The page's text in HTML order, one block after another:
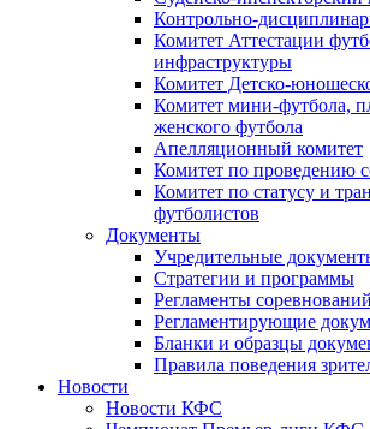
Контрольно-
Комитет Аттестации
инфраструктуры
Комитет Детско-
Комитет мини-футбола,
женского футбола
Апелляционный комитет
Комитет по проведению
Комитет по статусу и
футболистов
Документы
Учредительные
Стратегии и программы
Регламенты
Регламентирующие
Бланки и образцы
Правила поведения
Новости
Новости КФС